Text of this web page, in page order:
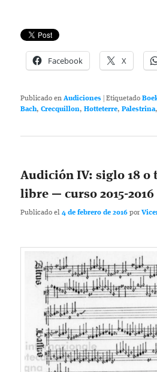
Facebook X
Publicado en Audiciones |Etiquetado
Bach,Crecquillon,Hotteterre,Palestrina
Audición IV: siglo 18 o
libre — curso 2015-2016
Publicado el4 de febrero de 2016 por